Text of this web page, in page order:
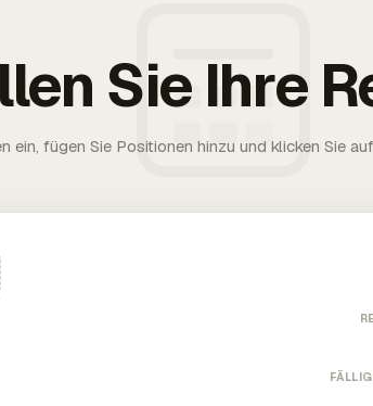
Sie Ihre
ein, fügen Sie Positionen hinzu und klicken Sie